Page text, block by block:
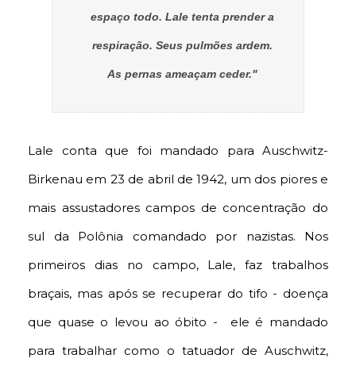
espaço todo. Lale tenta prender a
respiração. Seus pulmões ardem.
As pernas ameaçam ceder."
Lale conta que foi mandado para Auschwitz-
Birkenau em 23 de abril de 1942, um dos piores e
mais assustadores campos de concentração do
sul da Polônia comandado por nazistas. Nos
primeiros dias no campo, Lale, faz trabalhos
braçais, mas após se recuperar do tifo - doença
que quase o levou ao óbito - ele é mandado
para trabalhar como o tatuador de Auschwitz,